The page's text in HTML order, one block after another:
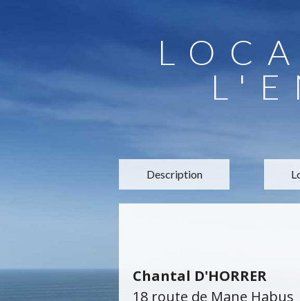
Description
Chantal D'HORRER
18 route de Mane Habus